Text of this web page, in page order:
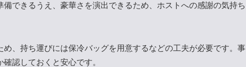
できるうえ、豪華さを演出できるため、ホストへの感謝の気持ち
、持ち運びには保冷バッグを用意するなどの工夫が必要です。事
認しておくと安心です。